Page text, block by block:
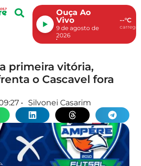
Ouça Ao
Vivo
9 de agosto de
2026
--°C
primeira vitória,
o Cascavel fora
• Silvonei Casarim